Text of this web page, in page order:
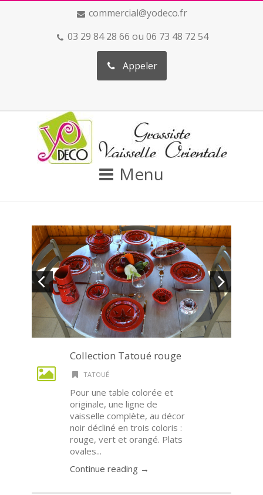
commercial@yodeco.fr
03 29 84 28 66 ou 06 73 48 72 54
Appeler
Menu
Collection Tatoué rouge
TATOUÉ
Pour une table colorée et
originale, une ligne de
vaisselle complète, au décor
noir décliné en trois coloris :
rouge, vert et orangé. Plats
ovales...
Continue reading →